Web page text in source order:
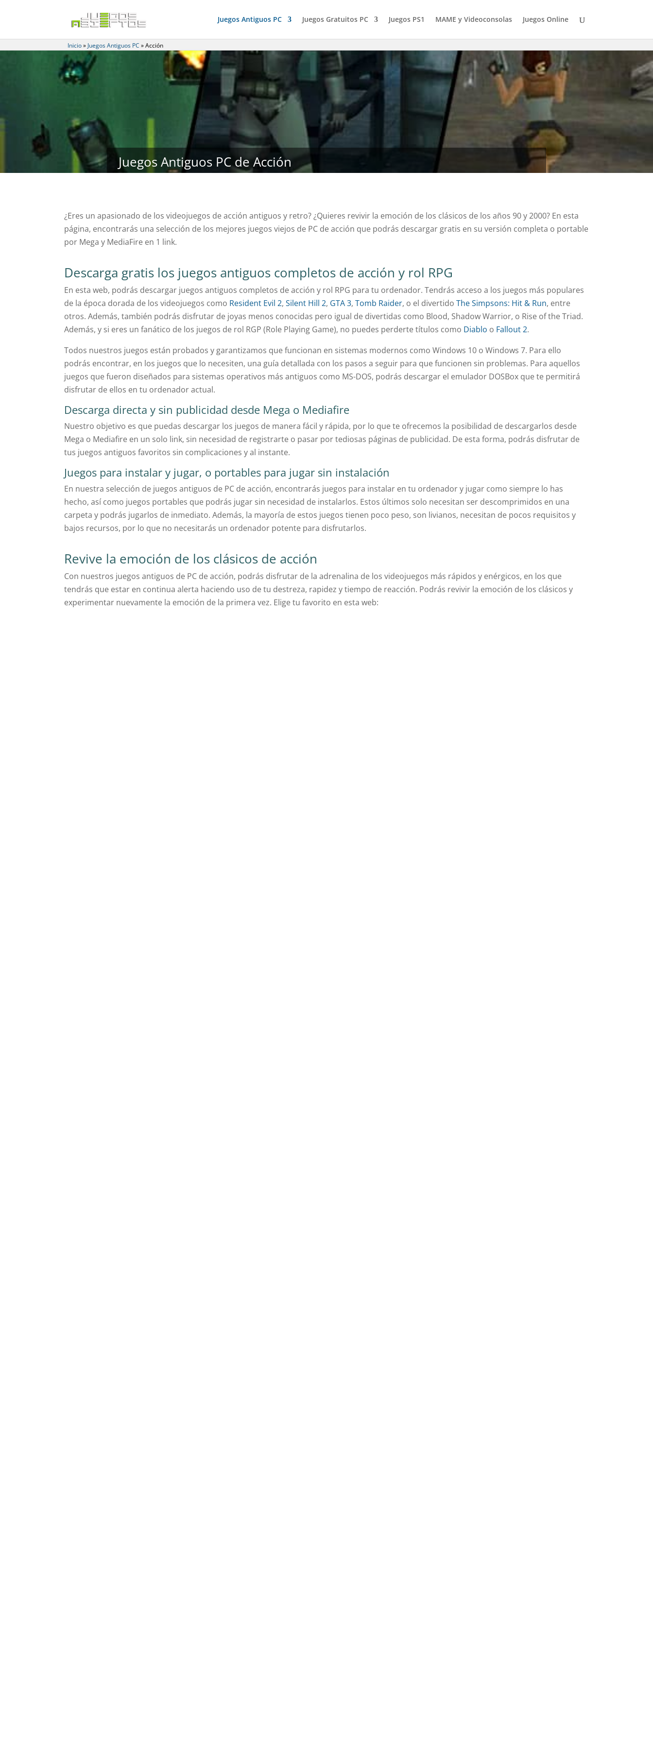
Juegos Antiguos PC Juegos Gratuitos PC Juegos PS1 MAME y Videoconsolas Juegos Online
Inicio» Juegos Antiguos PC »Acción
Juegos Antiguos PC de Acción
¿Eres un apasionado de los videojuegos de acción antiguos y retro? ¿Quieres revivir la emoción de los clásicos de los años 90 y 2000? En esta
página, encontrarás una selección de los mejores juegos viejos de PC de acción que podrás descargar gratis en su versión completa o portable
por Mega y MediaFire en 1 link.
Descarga gratis los juegos antiguos completos de acción y rol RPG
En esta web, podrás descargar juegos antiguos completos de acción y rol RPG para tu ordenador. Tendrás acceso a los juegos más populares
de la época dorada de los videojuegos como Resident Evil 2, Silent Hill 2, GTA 3, Tomb Raider, o el divertido The Simpsons: Hit & Run, entre
otros. Además, también podrás disfrutar de joyas menos conocidas pero igual de divertidas como Blood, Shadow Warrior, o Rise of the Triad.
Además, y si eres un fanático de los juegos de rol RGP (Role Playing Game), no puedes perderte títulos como Diablo o Fallout 2.
Todos nuestros juegos están probados y garantizamos que funcionan en sistemas modernos como Windows 10 o Windows 7. Para ello
podrás encontrar, en los juegos que lo necesiten, una guía detallada con los pasos a seguir para que funcionen sin problemas. Para aquellos
juegos que fueron diseñados para sistemas operativos más antiguos como MS-DOS, podrás descargar el emulador DOSBox que te permitirá
disfrutar de ellos en tu ordenador actual.
Descarga directa y sin publicidad desde Mega o Mediafire
Nuestro objetivo es que puedas descargar los juegos de manera fácil y rápida, por lo que te ofrecemos la posibilidad de descargarlos desde
Mega o Mediafire en un solo link, sin necesidad de registrarte o pasar por tediosas páginas de publicidad. De esta forma, podrás disfrutar de
tus juegos antiguos favoritos sin complicaciones y al instante.
Juegos para instalar y jugar, o portables para jugar sin instalación
En nuestra selección de juegos antiguos de PC de acción, encontrarás juegos para instalar en tu ordenador y jugar como siempre lo has
hecho, así como juegos portables que podrás jugar sin necesidad de instalarlos. Estos últimos solo necesitan ser descomprimidos en una
carpeta y podrás jugarlos de inmediato. Además, la mayoría de estos juegos tienen poco peso, son livianos, necesitan de pocos requisitos y
bajos recursos, por lo que no necesitarás un ordenador potente para disfrutarlos.
Revive la emoción de los clásicos de acción
Con nuestros juegos antiguos de PC de acción, podrás disfrutar de la adrenalina de los videojuegos más rápidos y enérgicos, en los que
tendrás que estar en continua alerta haciendo uso de tu destreza, rapidez y tiempo de reacción. Podrás revivir la emoción de los clásicos y
experimentar nuevamente la emoción de la primera vez. Elige tu favorito en esta web: